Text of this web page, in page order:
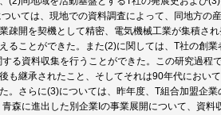
いては、現地での資料調査によって、同地方の
疎開を契機として精密、電気機械工業が集積さ
ることができた。また(2)に関しては、T社の創
る資料収集を行うことができた。この研究過程
も継承されたこと、そしてそれは90年代におい
。さらに(3)については、昨年度、T組合加盟企
森に進出した別企業Iの事業展開について、資料